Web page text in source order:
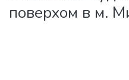
поверхом в м.